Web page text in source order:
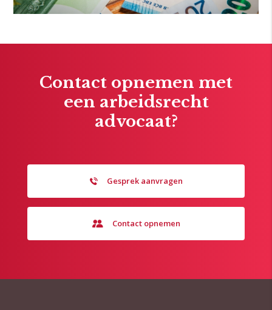
Contact opnemen met
een arbeidsrecht
advocaat?
Gesprek aanvragen
Contact opnemen